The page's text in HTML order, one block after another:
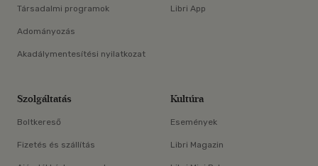
Társadalmi programok
Adományozás
Akadálymentesítési nyilatkozat
Libri App
Szolgáltatás
Boltkereső
Fizetés és szállítás
Kultúra
Események
Libri Magazin